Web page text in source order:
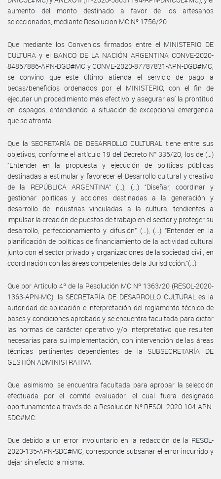
aumento del monto destinado a favor de los artesanos
seleccionados, mediante Resolucion MC Nº 1756/20.
Que mediante los Convenios firmados entre el MINISTERIO DE
CULTURA y el BANCO DE LA NACIÓN ARGENTINA CONVE-2020-
84857886-APN-DGD#MC y CONVE-2020-87787831-APN-DGD#MC,
se convino que este último atienda el servicio de pago a
becas/beneficios ordenados por el MINISTERIO, con el fin de
ejecutar un procedimiento más efectivo y asegurar así la prontitud
en lospagos, entendiendo la situación de excepcional emergencia
que se afronta.
Que la SECRETARÍA DE DESARROLLO CULTURAL tiene entre sus
objetivos, conforme el artículo 19 del Decreto N° 335/20, los de (…)
“Entender en la propuesta y ejecución de políticas públicas
destinadas a estimular y favorecer el Desarrollo cultural y creativo
de la REPÚBLICA ARGENTINA” (...), (…) “Diseñar, coordinar y
gestionar políticas y acciones destinadas a la generación y
desarrollo de industrias vinculadas a la cultura, tendientes a
impulsar la creación de puestos de trabajo en el sector y proteger su
desarrollo, perfeccionamiento y difusión” (...), (...) “Entender en la
planificación de políticas de financiamiento de la actividad cultural
junto con el sector privado y organizaciones de la sociedad civil, en
coordinación con las áreas competentes de la Jurisdicción.”(…)
Que por Articulo 4º de la Resolución MC Nº 1363/20 (RESOL-2020-
1363-APN-MC), la SECRETARÍA DE DESARROLLO CULTURAL es la
autoridad de aplicación e interpretación del reglamento técnico de
bases y condiciones aprobado y se encuentra facultada para dictar
las normas de carácter operativo y/o interpretativo que resulten
necesarias para su implementación, con intervención de las áreas
técnicas pertinentes dependientes de la SUBSECRETARÍA DE
GESTIÓN ADMINISTRATIVA.
Que, asimismo, se encuentra facultada para aprobar la selección
efectuada por el comité evaluador, el cual fuera designado
oportunamente a través de la Resolución Nº RESOL-2020-104-APN-
SDC#MC.
Que debido a un error involuntario en la redacción de la RESOL-
2020-135-APN-SDC#MC, corresponde subsanar el error incurrido y
dejar sin efecto la misma.